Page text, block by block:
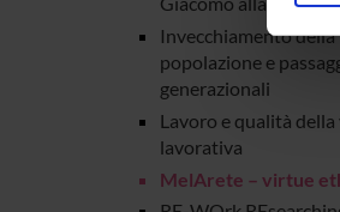
di
Invecchiamento della
popolazione e
generazionali
Lavoro e qualità della
lavorativa
MelArete – virtue